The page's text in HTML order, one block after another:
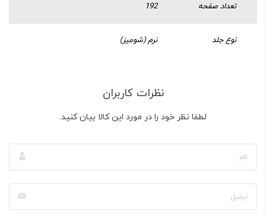
تعداد صفحه 192
نوع جلد نرم (شومیز)
نظرات کاربران
لطفا نظر خود را در مورد این کالا بیان کنید.